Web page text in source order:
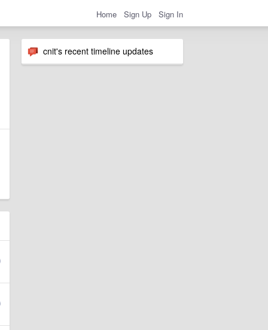
Home Sign Up Sign In
cnit's recent timeline updates